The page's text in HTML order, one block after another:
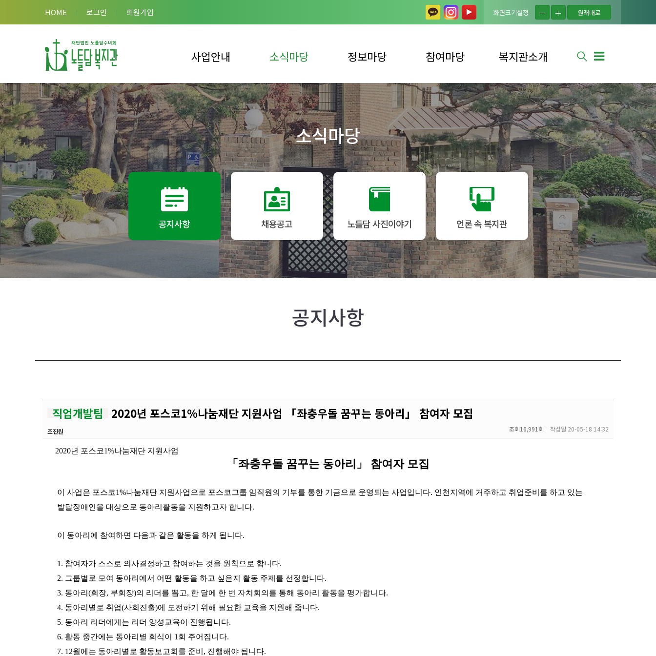
화면크기설정 원래대로
HOME 로그인 회원가입
사업안내
이용안내
복지관 사업안내
복합시설 사업안내
소식마당
공지사항
채용공고
노틀담 사진이야기
언론 속 복지관
정보마당
일반 자료실
동영상 자료실
발간 자료실
복지뉴스
참여마당
상담실
자주하는 질문
자원봉사 신청
자원봉사 소식
후원 신청
후원 소식
견학안내
복지관소개
법인소개
복지관소개
연혁
시설현황
조직도
이용자의 권리
셔틀버스 안내
찾아오시는 길
소식마당
공지사항 채용공고 노틀담 사진이야기 언론 속 복지관
공지사항
직업개발팀 2020년 포스코1%나눔재단 지원사업 「좌충우돌 꿈꾸는 동아리」 참여자 모집
조진원 조회16,991회 작성일 20-05-18 14:32
2020년 포스코1%나눔재단 지원사업
「 좌충우돌 꿈꾸는 동아리 」 참여자 모집
이 사업은 포스코1%나눔재단 지원사업으로 포스코그룹 임직원의 기부를 통한 기금으로 운영되는 사업입니다. 인천지역에 거주하고 취업준비를 하고 있는
발달장애인을 대상으로 동아리활동을 지원하고자 합니다.
이 동아리에 참여하면 다음과 같은 활동을 하게 됩니다.
1. 참여자가 스스로 의사결정하고 참여하는 것을 원칙으로 합니다.
2. 그룹별로 모여 동아리에서 어떤 활동을 하고 싶은지 활동 주제를 선정합니다.
3. 동아리 (회장, 부회장)의 리더를 뽑고, 한 달에 한 번 자치회의를 통해 동아리 활동을 평가합니다.
4. 동아리별로 취업(사회진출)에 도전하기 위해 필요한 교육을 지원해 줍니다.
5. 동아리 리더에게는 리더 양성교육이 진행됩니다.
6. 활동 중간에는 동아리별 회식이 1 회 주어집니다.
7. 12월에는 동아리별로 활동보고회를 준비 , 진행해야 됩니다.